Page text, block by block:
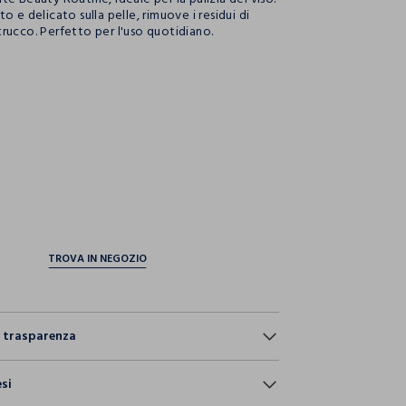
e delicato sulla pelle, rimuove i residui di
Perfetto per l'uso quotidiano.
articoli viene sottoposto a test chimico-